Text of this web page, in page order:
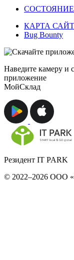
КАРТА
Bug Bounty
Наведите камеру и
приложение
МойСклад
Резидент IT PARK
© 2022–2026 ООО